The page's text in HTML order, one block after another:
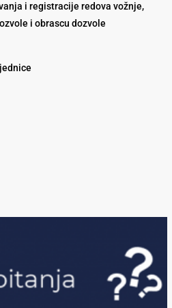
i registracije redova vožnje,
i obrascu dozvole